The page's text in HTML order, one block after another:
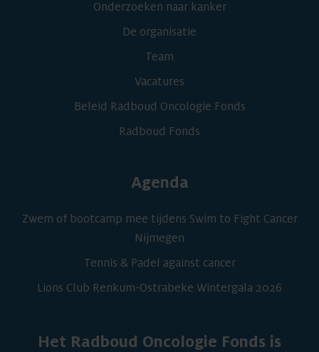
Onderzoeken naar kanker
De organisatie
Team
Vacatures
Beleid Radboud Oncologie Fonds
Radboud Fonds
Agenda
Zwem of bootcamp mee tijdens Swim to Fight Cancer
Nijmegen
Tennis & Padel against cancer
Lions Club Renkum-Ostrabeke Wintergala 2026
Het Radboud Oncologie Fonds is